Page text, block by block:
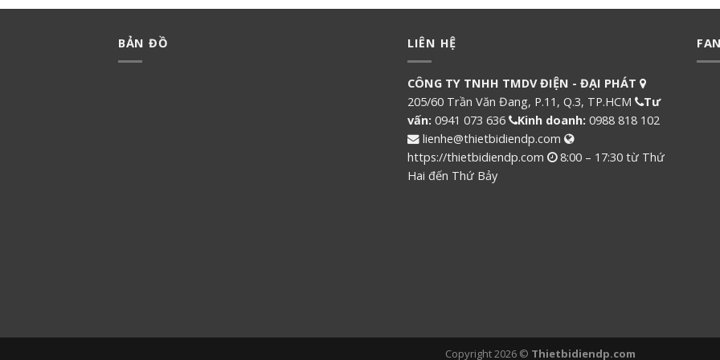
BẢN ĐỒ LIÊN HỆ
CÔNG TY TNHH TMDV ĐIỆN - ĐẠI PHÁT
205/60 Trần Văn Đang, P.11, Q.3, TP.HCM
Tư
vấn: 0941 073 636 Kinh doanh: 0988 818 102
lienhe@thietbidiendp.com
https://thietbidiendp.com
8:00 – 17:30 từ Thứ
Hai đến Thứ Bảy
Copyright 2026 © Thietbidiendp.com